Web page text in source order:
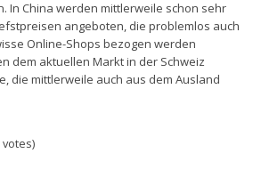
In China werden mittlerweile schon sehr
angeboten, die problemlos auch
Online-Shops bezogen werden
dem aktuellen Markt in der Schweiz
die mittlerweile auch aus dem Ausland
votes)